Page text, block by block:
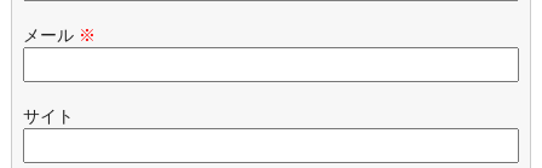
メール ※
サイト